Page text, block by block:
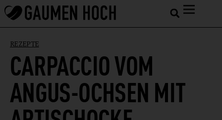
REZEPTE
CARPACCIO VOM
ANGUS-OCHSEN MIT